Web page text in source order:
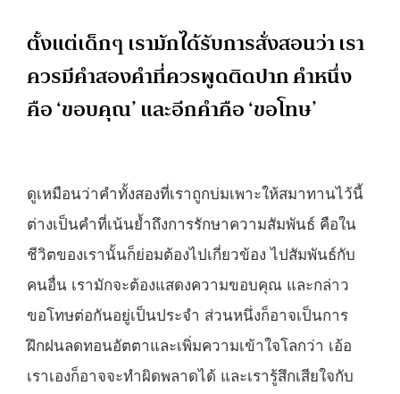
ตั้งแต่เด็กๆ เรามักได้รับการสั่งสอนว่า เรา
ควรมีคำสองคำที่ควรพูดติดปาก คำหนึ่ง
คือ ‘ขอบคุณ’ และอีกคำคือ ‘ขอโทษ’
ดูเหมือนว่าคำทั้งสองที่เราถูกบ่มเพาะให้สมาทานไว้นี้
ต่างเป็นคำที่เน้นย้ำถึงการรักษาความสัมพันธ์ คือใน
ชีวิตของเรานั้นก็ย่อมต้องไปเกี่ยวข้อง ไปสัมพันธ์กับ
คนอื่น เรามักจะต้องแสดงความขอบคุณ และกล่าว
ขอโทษต่อกันอยู่เป็นประจำ ส่วนหนึ่งก็อาจเป็นการ
ฝึกฝนลดทอนอัตตาและเพิ่มความเข้าใจโลกว่า เอ้อ
เราเองก็อาจจะทำผิดพลาดได้ และเรารู้สึกเสียใจกับ